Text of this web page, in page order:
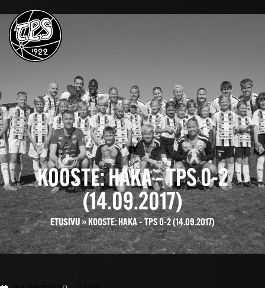
KOOSTE: HAKA – TPS 0-2
(14.09.2017)
ETUSIVU» KOOSTE: HAKA – TPS 0-2 (14.09.2017)